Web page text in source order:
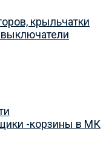
крыльчатки
-корзины в МК